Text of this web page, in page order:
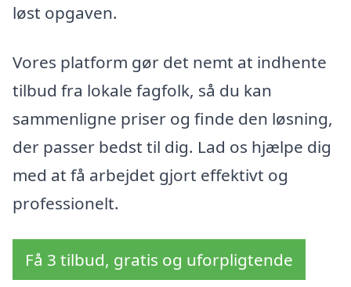
løst opgaven.
Vores platform gør det nemt at indhente
tilbud fra lokale fagfolk, så du kan
sammenligne priser og finde den løsning,
der passer bedst til dig. Lad os hjælpe dig
med at få arbejdet gjort effektivt og
professionelt.
Få 3 tilbud, gratis og uforpligtende